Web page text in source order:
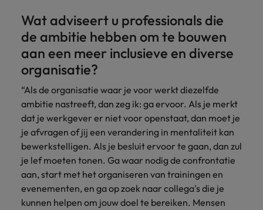
Wat adviseert u professionals die
de ambitie hebben om te bouwen
aan een meer inclusieve en diverse
organisatie?
“Als de organisatie waar je voor werkt diezelfde
ambitie nastreeft, dan zeg ik: ga ervoor. Als je merkt
dat je werkgever er niet voor openstaat, dan moet je
je afvragen of jij een verandering in mentaliteit kan
bewerkstelligen. Als je besluit ervoor te gaan, dan zul
je lef moeten tonen. Ga waar nodig de confrontatie
aan, start met het organiseren van trainingen en
evenementen, en ga op zoek naar collega's die je
kunnen helpen om jouw doel te bereiken. Mensen